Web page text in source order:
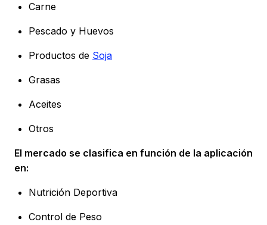
Carne
Pescado y Huevos
Productos de Soja
Grasas
Aceites
Otros
El mercado se clasifica en función de la aplicación
en:
Nutrición Deportiva
Control de Peso